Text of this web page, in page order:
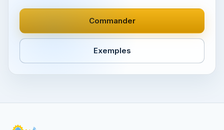
Commander
Exemples